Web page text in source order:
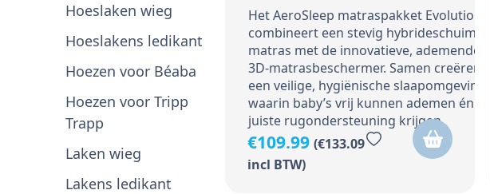
Hoeslaken wieg
Hoeslakens ledikant
Hoezen voor Béaba
Hoezen voor Tripp
Trapp
Laken wieg
Lakens ledikant
Het AeroSleep matraspakket Evolution
combineert een stevig hybrideschuim
matras met de innovatieve, ademende
3D-matrasbeschermer. Samen creëren ze
een veilige, hygiënische slaapomgeving
waarin baby’s vrij kunnen ademen én de
juiste rugondersteuning krijgen.
€109.99 (€133.09
incl BTW)